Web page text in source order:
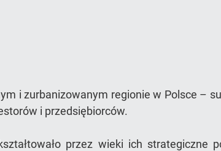
i zurbanizowanym regionie w Polsce –
i przedsiębiorców.
przez wieki ich strategiczne